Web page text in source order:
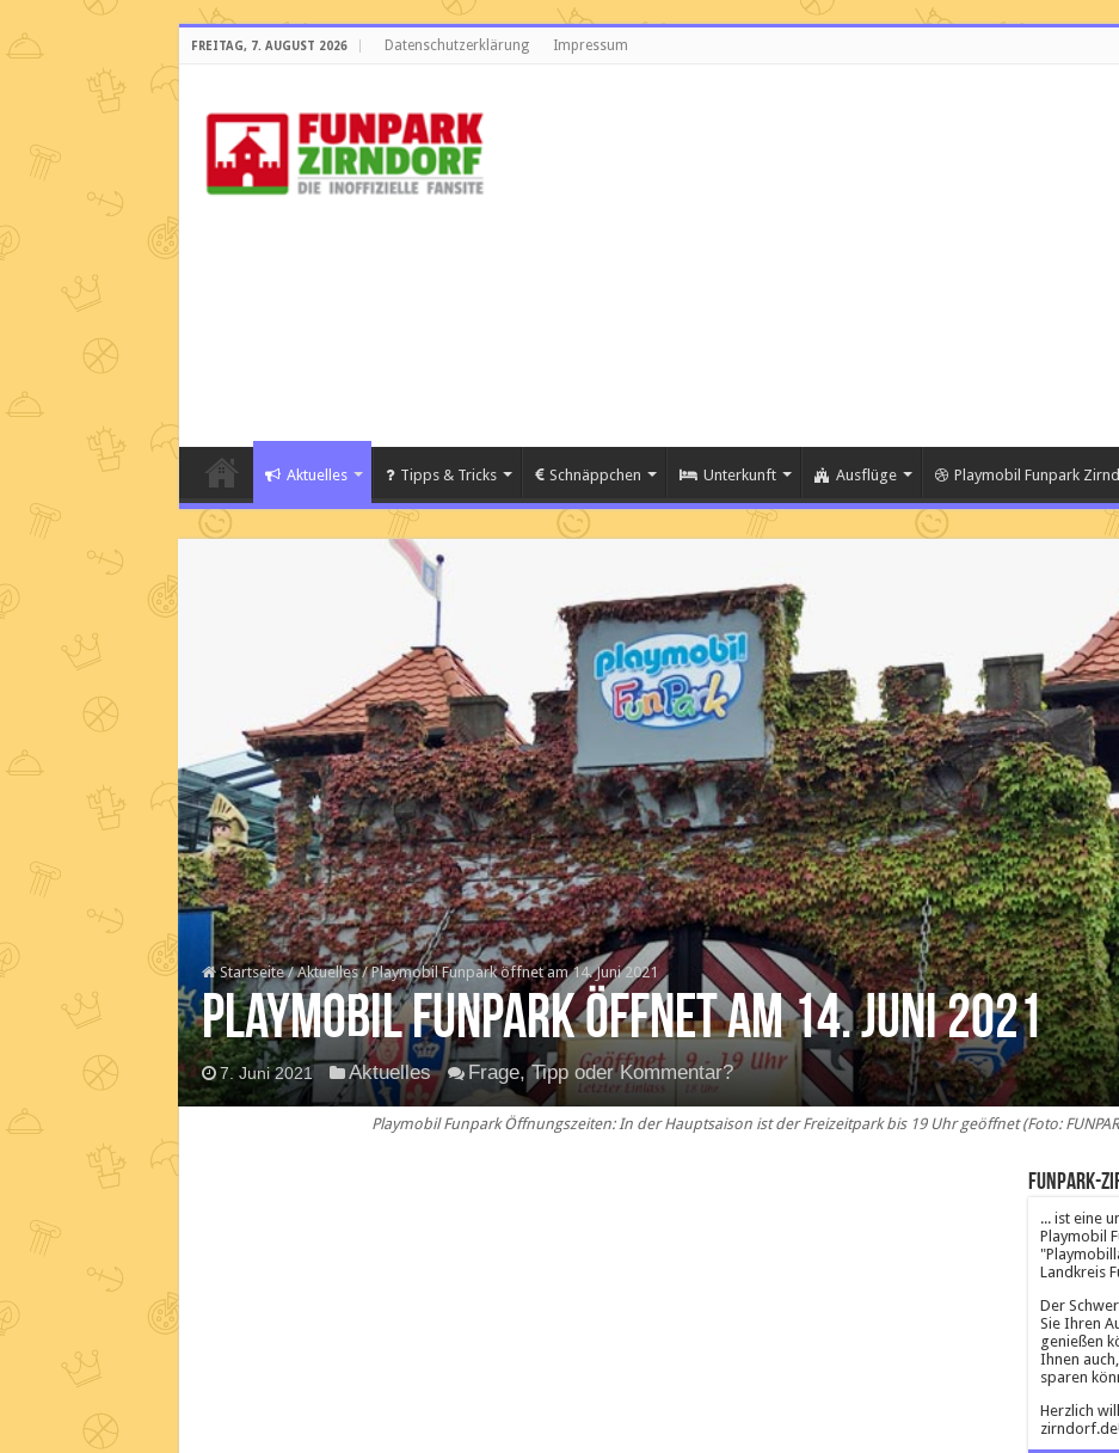
FREITAG, 7. AUGUST 2026 Datenschutzerklärung Impressum
Aktuelles Tipps & Tricks Schnäppchen Unterkunft Ausflüge Playmobil Funpark
Startseite / Aktuelles / Playmobil Funpark öffnet am 14. Juni 2021
Playmobil Funpark öffnet am 14. Juni 2021
7. Juni 2021 Aktuelles Frage, Tipp oder Kommentar?
Playmobil Funpark Öffnungszeiten: In der Hauptsaison ist der Freizeitpark bis 19 Uhr geöffnet (Foto:
Funpark-
... ist eine
Playmobil
Landkreis
Der
Sie Ihren
genießen
Ihnen
sparen
Herzlich